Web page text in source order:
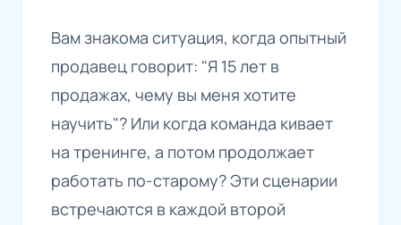
Вам знакома ситуация, когда опытный
продавец говорит: "Я 15 лет в
продажах, чему вы меня хотите
научить"? Или когда команда кивает
на тренинге, а потом продолжает
работать по-старому? Эти сценарии
встречаются в каждой второй